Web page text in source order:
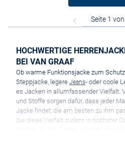
HOCHWERTIGE
BEI VAN GRAAF
Ob warme Funktionsjacke zum
Steppjacke, legere Jeans- oder coole
es Jacken in allumfassender Vielfalt.
und Stoffe sorgen dafür, dass jeder
Jacke findet, die am besten zu ihm
Sie diese Vielfalt zudem in höchster